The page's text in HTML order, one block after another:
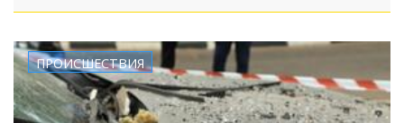
ПРОИСШЕСТВИЯ